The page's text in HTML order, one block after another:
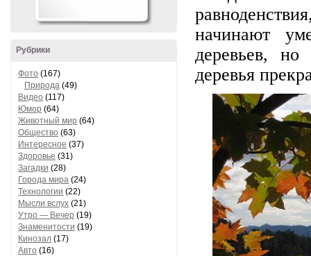
Рубрики
Фото (167)
Природа (49)
Видео (117)
Юмор (64)
Животный мир (64)
Общество (63)
Интересное (37)
Здоровье (31)
Загадки (28)
Города мира (24)
Технологии (22)
Мысли вслух (21)
Утро — Вечер (19)
Знаменитости (19)
Кинозал (17)
Авто (16)
начинают
деревьев,
деревья